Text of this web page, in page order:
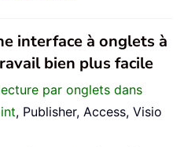
interface à onglets à
bien plus facile
par onglets dans
, Publisher, Access, Visio